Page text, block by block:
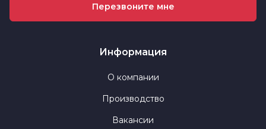
Перезвоните мне
Информация
О компании
Производство
Вакансии